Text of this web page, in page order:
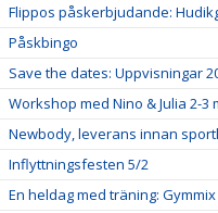
Flippos påskerbjudande:
Påskbingo
Save the dates: Uppvisningar
Workshop med Nino & Julia 2-3
Newbody, leverans innan
Inflyttningsfesten 5/2
En heldag med träning: